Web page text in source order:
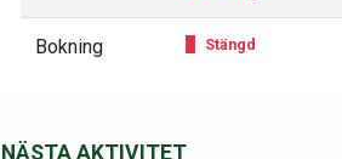
NÄSTA AKTIVITET
Bokning Stängd